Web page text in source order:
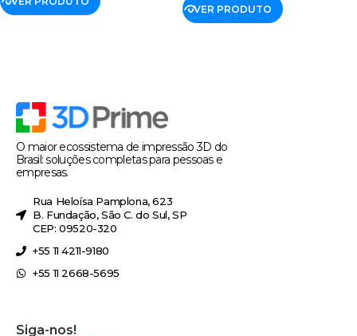
VER PRODUTO
O maior ecossistema de impressão 3D do
Brasil: soluções completas para pessoas e
empresas.
Rua Heloísa Pamplona, 623
B. Fundação, São C. do Sul, SP
CEP: 09520-320
+55 11 4211-9180
+55 11 2668-5695
Siga-nos!